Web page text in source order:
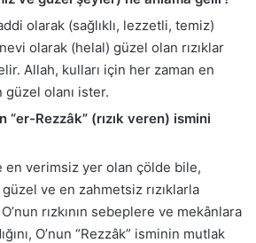
olarak (sağlıklı, lezzetli, temiz)
olarak (helal) güzel olan rızıklar
Allah, kulları için her zaman en
olanı ister.
“er-Rezzâk” (rızık veren) ismini
en verimsiz yer olan çölde bile,
güzel ve en zahmetsiz rızıklarla
rızkının sebeplere ve mekânlara
O’nun “Rezzâk” isminin mutlak